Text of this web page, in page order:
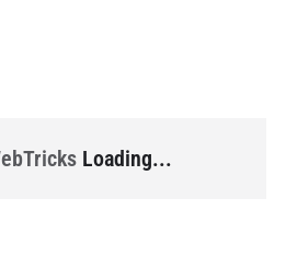
Loading...